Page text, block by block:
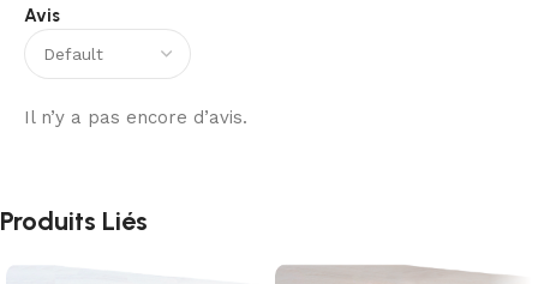
Avis
Il n’y a pas encore d’avis.
Produits Liés